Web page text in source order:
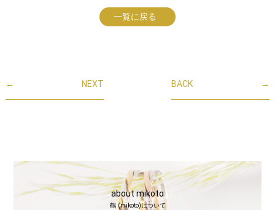
一覧に戻る
← NEXT →
BACK
about mikoto
鶴 (mikoto)について